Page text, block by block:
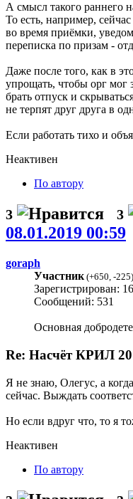
А смысл такого раннего
То есть, например,
во время приёмки,
переписка по призам -
Даже после того, как в
упрощать, чтобы орг мог
брать отпуск и
не терпят друг друга в
Если работать тихо и
Неактивен
По автору
3 3
08.01.2019 00:59
goraph
Участник(+650, -225)
Зарегистрирован:
Сообщений: 531
Основная
Re: Насчёт КРИЛ
Я не знаю, Олегус, а
сейчас. Выждать
Но если вдруг что, то я
Неактивен
По автору